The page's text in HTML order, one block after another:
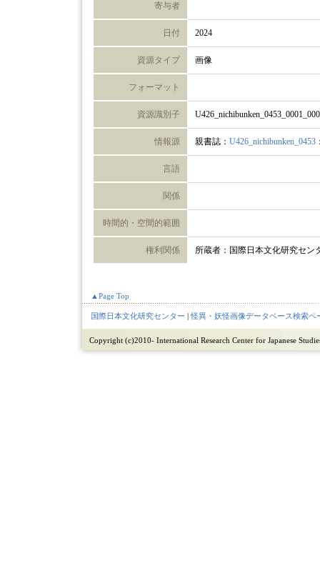
寄与者
日付 2024
資源タイプ 画像
フォーマット
資源識別子
情報源 親書誌： U426_nichibunken_0453
言語
関係
時間的・空間的範囲
権利関係 所蔵者：国際日本文化研究セン
▲Page Top
国際日本文化研究センター |怪異・妖怪画像データベース検索ペ
Copyright (c)2010- International Research Center for Japanese